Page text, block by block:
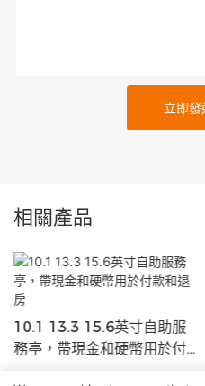
立即發
相關產品
10.1 13.3 15.6英寸自助服
務亭，帶現金和硬幣用於付